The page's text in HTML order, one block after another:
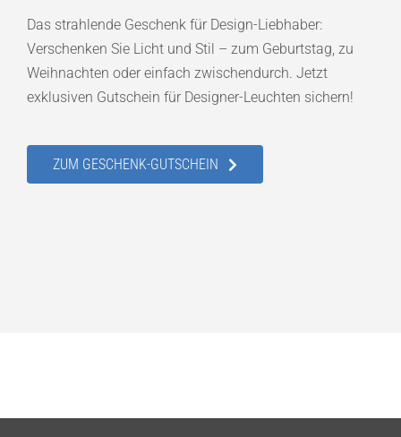
Das strahlende Geschenk für Design-Liebhaber:
Verschenken Sie Licht und Stil – zum Geburtstag, zu
Weihnachten oder einfach zwischendurch. Jetzt
exklusiven Gutschein für Designer-Leuchten sichern!
ZUM GESCHENK-GUTSCHEIN